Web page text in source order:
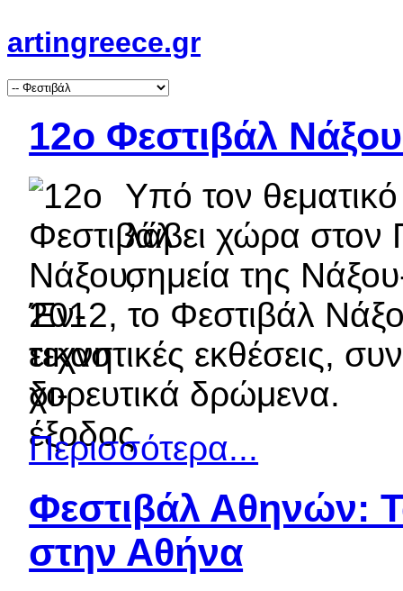
artingreece.gr
12ο Φεστιβάλ
Υπό τον
λάβει χώρα στον
σημεία της
2012, το Φεστιβάλ
εικαστικές εκθέσεις,
χορευτικά δρώμενα.
Περισσότερα...
Φεστιβάλ Αθηνών:
στην Αθήνα